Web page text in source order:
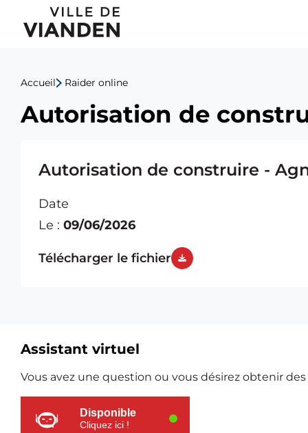
Autorisation
de
construire
Wenc
Menu
navigation
principal
Accueil Raider online
Autorisation de
Autorisation de construire -
Date
Le : 09/06/2026
Télécharger le fichier
Ressources
supplémentaires
Assistant virtuel
Vous avez une question ou vous désirez obtenir
Disponible
Cliquez ici !